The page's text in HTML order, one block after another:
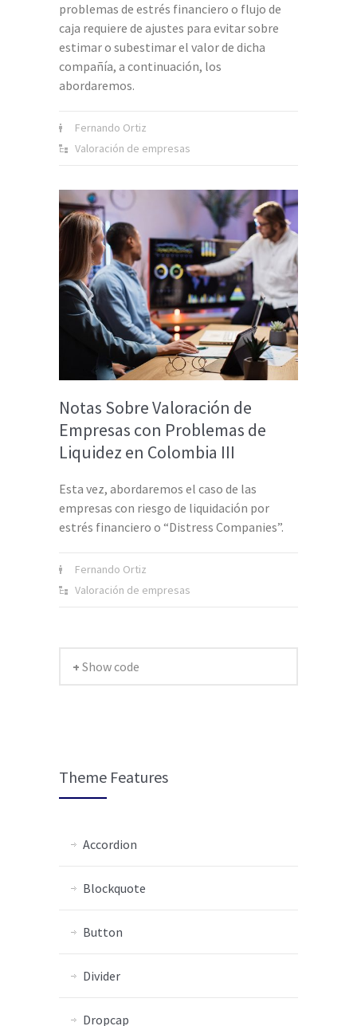
problemas de estrés financiero o flujo de
caja requiere de ajustes para evitar sobre
estimar o subestimar el valor de dicha
compañía, a continuación, los
abordaremos.
Fernando Ortiz
Valoración de empresas
Notas Sobre Valoración de
Empresas con Problemas de
Liquidez en Colombia III
Esta vez, abordaremos el caso de las
empresas con riesgo de liquidación por
estrés financiero o “Distress Companies”.
Fernando Ortiz
Valoración de empresas
+ Show code
Theme Features
Accordion
Blockquote
Button
Divider
Dropcap